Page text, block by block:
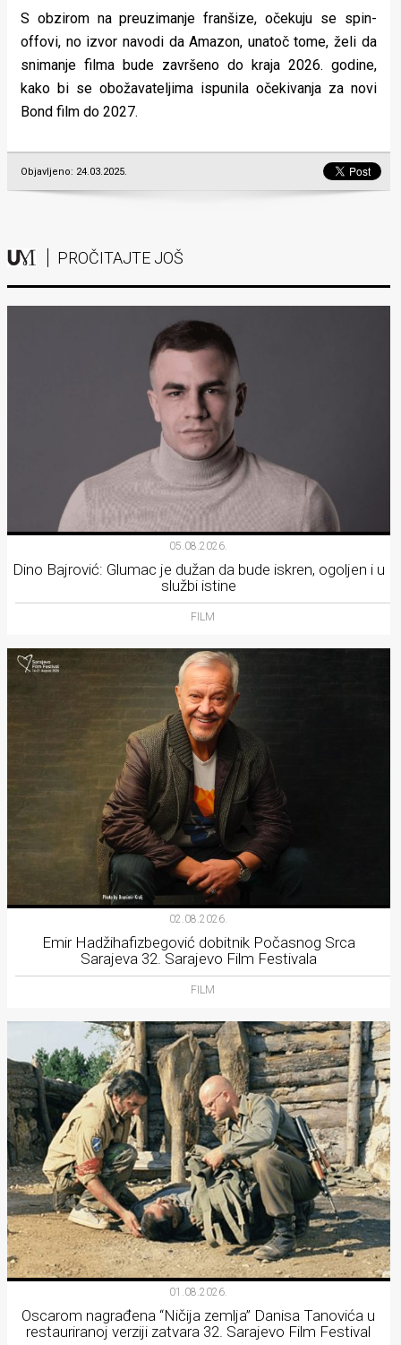
S obzirom na preuzimanje franšize, očekuju se spin-
offovi, no izvor navodi da Amazon, unatoč tome, želi da
snimanje filma bude završeno do kraja 2026. godine,
kako bi se obožavateljima ispunila očekivanja za novi
Bond film do 2027.
Objavljeno: 24.03.2025.
PROČITAJTE JOŠ
05.08.2026.
Dino Bajrović: Glumac je dužan da bude iskren, ogoljen i u
službi istine
FILM
02.08.2026.
Emir Hadžihafizbegović dobitnik Počasnog Srca
Sarajeva 32. Sarajevo Film Festivala
FILM
01.08.2026.
Oscarom nagrađena “Ničija zemlja” Danisa Tanovića u
restauriranoj verziji zatvara 32. Sarajevo Film Festival